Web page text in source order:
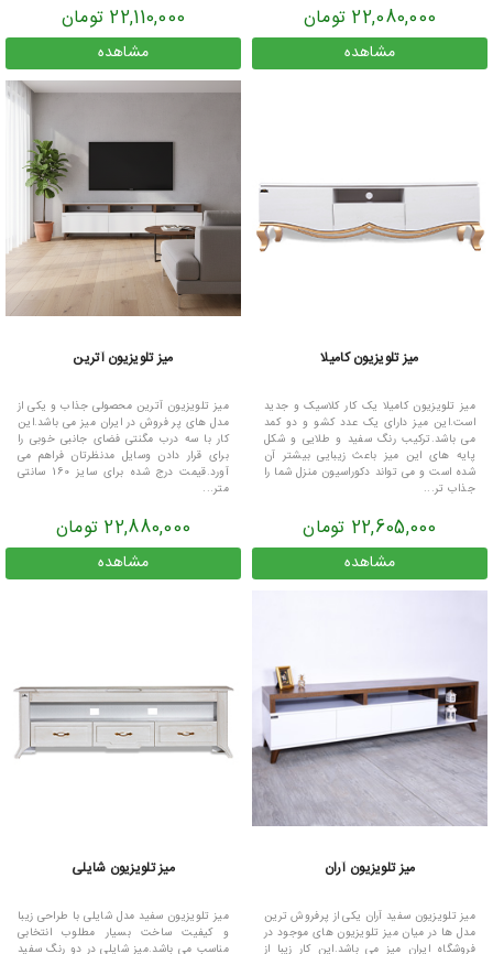
22,080,000 تومان
مشاهده
22,110,000 تومان
مشاهده
میز تلویزیون کامیلا
میز تلویزیون کامیلا یک کار کلاسیک و جدید
است.این میز دارای یک عدد کشو و دو کمد
می باشد.ترکیب رنگ سفید و طلایی و شکل
پایه های این میز باعث زیبایی بیشتر آن
شده است و می تواند دکوراسیون منزل شما را
جذاب تر...
22,605,000 تومان
مشاهده
میز تلویزیون آترین
میز تلویزیون آترین محصولی جذاب و یکی از
مدل های پر فروش در ایران میز می باشد.این
کار با سه درب مگنتی فضای جانبی خوبی را
برای قرار دادن وسایل مدنظرتان فراهم می
آورد.قیمت درج شده برای سایز 160 سانتی
متر...
22,880,000 تومان
مشاهده
میز تلویزیون آران
میز تلویزیون سفید آران یکی از پرفروش ترین
مدل ها در میان میز تلویزیون های موجود در
فروشگاه ایران میز می باشد.این کار زیبا از
میز تلویزیون شایلی
میز تلویزیون سفید مدل شایلی با طراحی زیبا
و کیفیت ساخت بسیار مطلوب انتخابی
مناسب می باشد.میز شایلی در دو رنگ سفید